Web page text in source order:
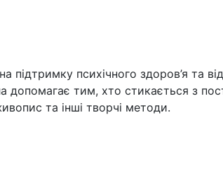
психічного здоров’я та
допомагає тим, хто стикається з
та інші творчі методи.